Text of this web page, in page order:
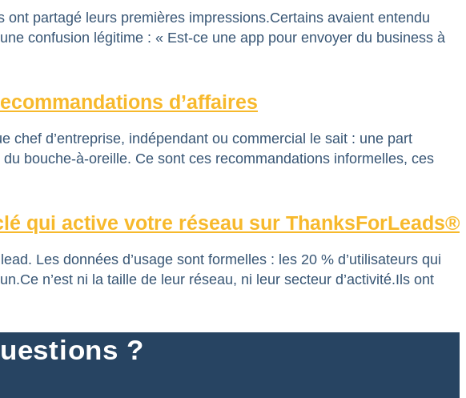
partagé leurs premières impressions.Certains avaient entendu
confusion légitime : « Est-ce une app pour envoyer du business à
d’affaires
chef d’entreprise, indépendant ou commercial le sait : une part
bouche-à-oreille. Ce sont ces recommandations informelles, ces
qui active votre réseau sur ThanksForLeads®
Les données d’usage sont formelles : les 20 % d’utilisateurs qui
n’est ni la taille de leur réseau, ni leur secteur d’activité.Ils ont
?